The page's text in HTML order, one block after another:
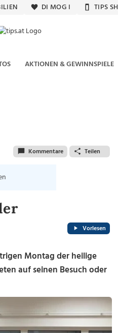
DI MOG I TIPS
AKTIONEN & GEWINNSPIELE
Kommentare Teilen
Vorlesen
Montag der heilige
auf seinen Besuch oder